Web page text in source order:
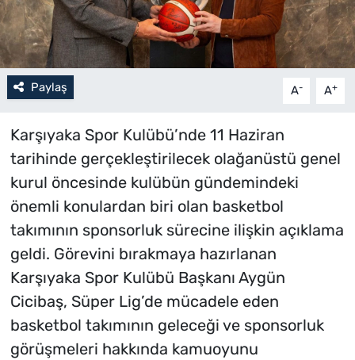
Paylaş A- A+
Karşıyaka Spor Kulübü’nde 11 Haziran
tarihinde gerçekleştirilecek olağanüstü genel
kurul öncesinde kulübün gündemindeki
önemli konulardan biri olan basketbol
takımının sponsorluk sürecine ilişkin açıklama
geldi. Görevini bırakmaya hazırlanan
Karşıyaka Spor Kulübü Başkanı Aygün
Cicibaş, Süper Lig’de mücadele eden
basketbol takımının geleceği ve sponsorluk
görüşmeleri hakkında kamuoyunu